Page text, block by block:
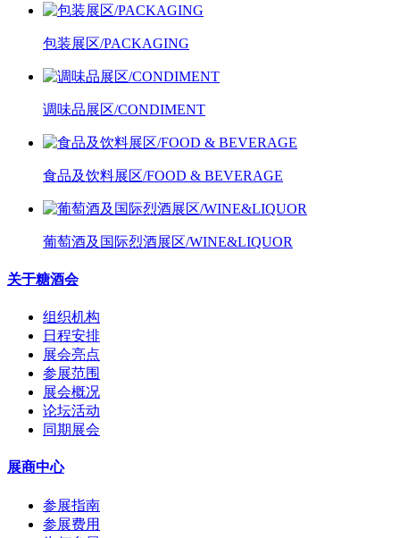
包装展区/PACKAGING
调味品展区/CONDIMENT
食品及饮料展区/FOOD & BEVERAGE
葡萄酒及国际烈酒展区/WINE&LIQUOR
关于糖酒会
组织机构
日程安排
展会亮点
参展范围
展会概况
论坛活动
同期展会
展商中心
参展指南
参展费用